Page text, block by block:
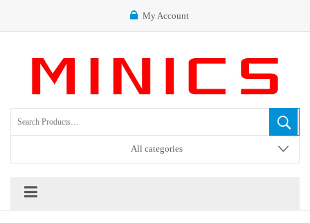
My Account
All categories